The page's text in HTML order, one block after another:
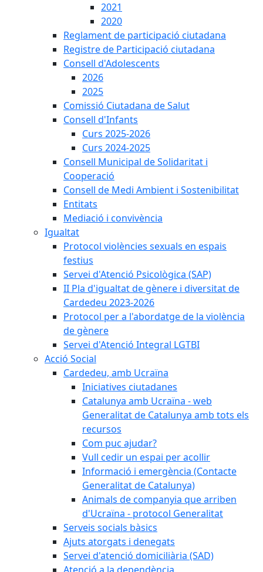
2021
2020
Reglament de participació ciutadana
Registre de Participació ciutadana
Consell d'Adolescents
2026
2025
Comissió Ciutadana de Salut
Consell d'Infants
Curs 2025-2026
Curs 2024-2025
Consell Municipal de Solidaritat i
Cooperació
Consell de Medi Ambient i Sostenibilitat
Entitats
Mediació i convivència
Igualtat
Protocol violències sexuals en espais
festius
Servei d'Atenció Psicològica (SAP)
II Pla d'igualtat de gènere i diversitat de
Cardedeu 2023-2026
Protocol per a l'abordatge de la violència
de gènere
Servei d'Atenció Integral LGTBI
Acció Social
Cardedeu, amb Ucraïna
Iniciatives ciutadanes
Catalunya amb Ucraïna - web
Generalitat de Catalunya amb tots els
recursos
Com puc ajudar?
Vull cedir un espai per acollir
Informació i emergència (Contacte
Generalitat de Catalunya)
Animals de companyia que arriben
d'Ucraïna - protocol Generalitat
Serveis socials bàsics
Ajuts atorgats i denegats
Servei d'atenció domiciliària (SAD)